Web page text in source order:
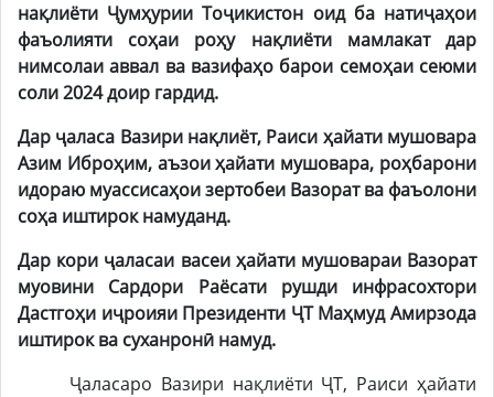
нақлиёти Ҷумҳурии Тоҷикистон оид ба натиҷаҳои
фаъолияти соҳаи роҳу нақлиёти мамлакат дар
нимсолаи аввал ва вазифаҳо барои семоҳаи сеюми
соли 2024 доир гардид.
Дар ҷаласа Вазири нақлиёт, Раиси ҳайати мушовара
Азим Иброҳим, аъзои ҳайати мушовара, роҳбарони
идораю муассисаҳои зертобеи Вазорат ва фаъолони
соҳа иштирок намуданд.
Дар кори ҷаласаи васеи ҳайати мушовараи Вазорат
муовини Сардори Раёсати рушди инфрасохтори
Дастгоҳи иҷроияи Президенти ҶТ Маҳмуд Амирзода
иштирок ва суханронӣ намуд.
Ҷаласаро Вазири нақлиёти ҶТ, Раиси ҳайати